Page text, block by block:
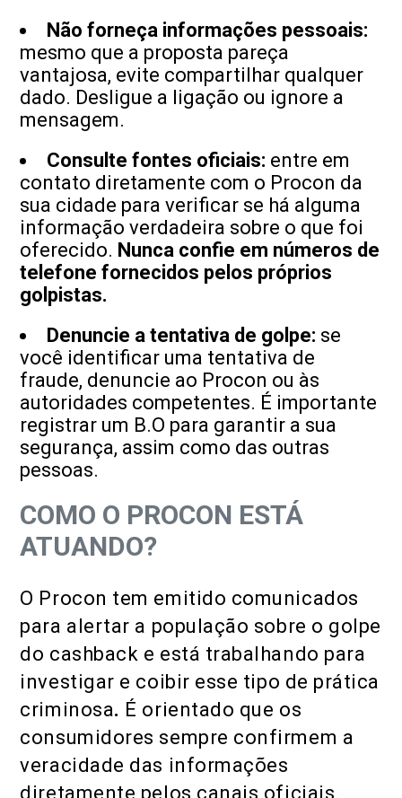
Não forneça informações pessoais:
mesmo que a proposta pareça
vantajosa, evite compartilhar qualquer
dado. Desligue a ligação ou ignore a
mensagem.
Consulte fontes oficiais: entre em
contato diretamente com o Procon da
sua cidade para verificar se há alguma
informação verdadeira sobre o que foi
oferecido. Nunca confie em números de
telefone fornecidos pelos próprios
golpistas.
Denuncie a tentativa de golpe: se
você identificar uma tentativa de
fraude, denuncie ao Procon ou às
autoridades competentes. É importante
registrar um B.O para garantir a sua
segurança, assim como das outras
pessoas.
COMO O PROCON ESTÁ
ATUANDO?
O Procon tem emitido comunicados
para alertar a população sobre o golpe
do cashback e está trabalhando para
investigar e coibir esse tipo de prática
criminosa. É orientado que os
consumidores sempre confirmem a
veracidade das informações
diretamente pelos canais oficiais.